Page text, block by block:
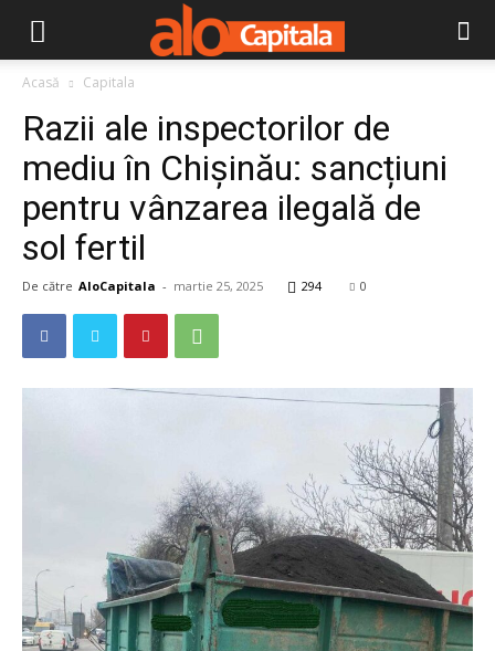
Acasă Capitala
Razii ale inspectorilor de
mediu în Chișinău: sancțiuni
pentru vânzarea ilegală de
sol fertil
De către AloCapitala - martie 25, 2025 294 0